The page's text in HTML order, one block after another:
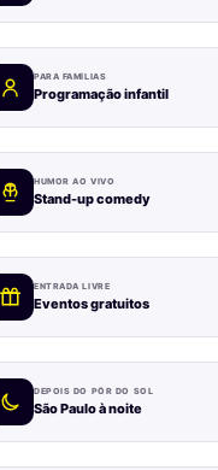
PARA FAMÍLIAS
Programação infantil
HUMOR AO VIVO
Stand-up comedy
ENTRADA LIVRE
Eventos gratuitos
DEPOIS DO PÔR DO SOL
São Paulo à noite